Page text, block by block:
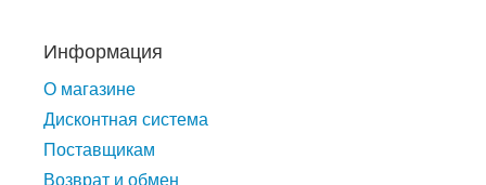
Информация
О магазине
Дисконтная система
Поставщикам
Возврат и обмен